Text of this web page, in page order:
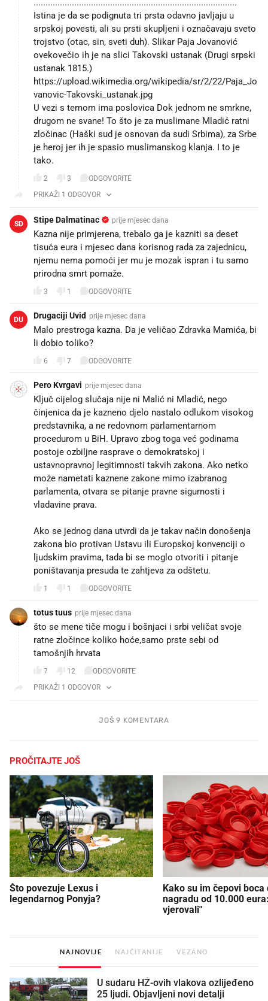
.....................................................................................
Istina je da se podignuta tri prsta odavno javljaju u
srpskoj povesti, ali su prsti skupljeni i označavaju sveto
trojstvo (otac, sin, sveti duh). Slikar Paja Jovanović
ovekovečio ih je na slici Takovski ustanak (Drugi srpski
ustanak 1815.) 👉
https://upload.wikimedia.org/wikipedia/sr/2/22/Paja_Jo
vanovic-Takovski_ustanak.jpg
U vezi s temom ima poslovica Dok jednom ne smrkne,
drugom ne svane! To što je za muslimane Mladić ratni
zločinac (Haški sud je osnovan da sudi Srbima), za Srbe
je heroj jer ih je spasio muslimanskog klanja. I to je
tako.
2 3
ODGOVORITE
PRIKAŽI 1 ODGOVOR
SD Stipe Dalmatinac prije mjesec dana
Kazna nije primjerena, trebalo ga je kazniti sa deset
tisuća eura i mjesec dana korisnog rada za zajednicu,
njemu nema pomoći jer mu je mozak ispran i tu samo
prirodna smrt pomaže.
3 1 ODGOVORITE
DU Drugaciji Uvid prije mjesec dana
Malo prestroga kazna. Da je veličao Zdravka Mamića, bi
li dobio toliko?
6 7 ODGOVORITE
Pero Kvrgavi prije mjesec dana
Ključ cijelog slučaja nije ni Malić ni Mladić, nego
činjenica da je kazneno djelo nastalo odlukom visokog
predstavnika, a ne redovnom parlamentarnom
procedurom u BiH. Upravo zbog toga već godinama
postoje ozbiljne rasprave o demokratskoj i
ustavnopravnoj legitimnosti takvih zakona. Ako netko
može nametati kaznene zakone mimo izabranog
parlamenta, otvara se pitanje pravne sigurnosti i
vladavine prava.
Ako se jednog dana utvrdi da je takav način donošenja
zakona bio protivan Ustavu ili Europskoj konvenciji o
ljudskim pravima, tada bi se moglo otvoriti i pitanje
poništavanja presuda te zahtjeva za odštetu.
1 1 ODGOVORITE
totus tuus prije mjesec dana
što se mene tiče mogu i bošnjaci i srbi veličat svoje
ratne zločince koliko hoće,samo prste sebi od
tamošnjih hrvata
7 12
ODGOVORITE
PRIKAŽI 1 ODGOVOR
JOŠ 9 KOMENTARA
PROČITAJTE JOŠ
Što povezuje Lexus i
legendarnog Ponyja?
Kako su im čepovi boca
nagradu od 10.000
vjerovali"
NAJNOVIJE NAJČITANIJE VEZANO
U sudaru HŽ-ovih vlakova ozlijeđeno
25 ljudi. Objavljeni novi detalji